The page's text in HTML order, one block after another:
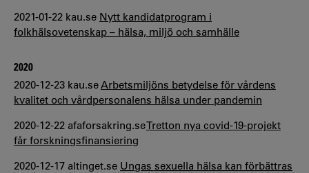
2021-01-22 kau.se Nytt kandidatprogram i
folkhälsovetenskap – hälsa, miljö och samhälle
2020
2020-12-23 kau.seArbetsmiljöns betydelse för vårdens
kvalitet och vårdpersonalens hälsa under pandemin
2020-12-22 afaforsakring.seTretton nya covid-19-projekt
får forskningsfinansiering
2020-12-17 altinget.se Ungas sexuella hälsa kan förbättras